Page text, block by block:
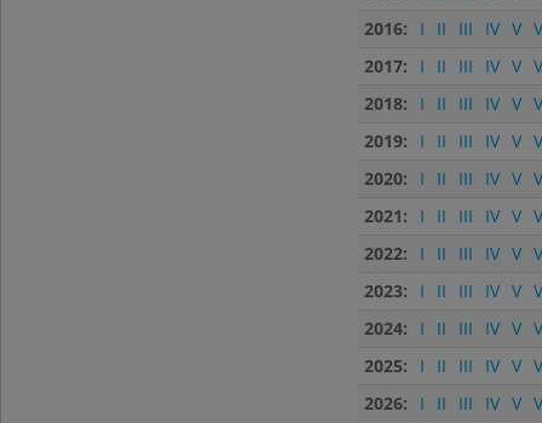
2016:
I II III IV V
2017:
I II III IV V
2018:
I II III IV V
2019:
I II III IV V
2020:
I II III IV V
2021:
I II III IV V
2022:
I II III IV V
2023:
I II III IV V
2024:
I II III IV V
2025:
I II III IV V
2026:
I II III IV V